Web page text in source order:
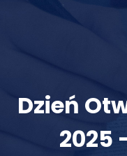
Dzień
2025